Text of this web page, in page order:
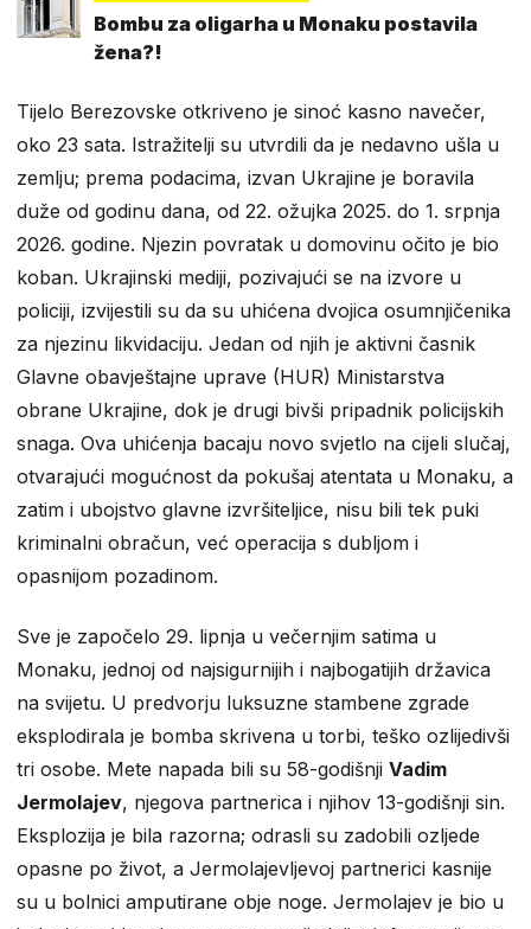
Bombu za oligarha u Monaku postavila
žena?!
Tijelo Berezovske otkriveno je sinoć kasno navečer,
oko 23 sata. Istražitelji su utvrdili da je nedavno ušla u
zemlju; prema podacima, izvan Ukrajine je boravila
duže od godinu dana, od 22. ožujka 2025. do 1. srpnja
2026. godine. Njezin povratak u domovinu očito je bio
koban. Ukrajinski mediji, pozivajući se na izvore u
policiji, izvijestili su da su uhićena dvojica osumnjičenika
za njezinu likvidaciju. Jedan od njih je aktivni časnik
Glavne obavještajne uprave (HUR) Ministarstva
obrane Ukrajine, dok je drugi bivši pripadnik policijskih
snaga. Ova uhićenja bacaju novo svjetlo na cijeli slučaj,
otvarajući mogućnost da pokušaj atentata u Monaku, a
zatim i ubojstvo glavne izvršiteljice, nisu bili tek puki
kriminalni obračun, već operacija s dubljom i
opasnijom pozadinom.
Sve je započelo 29. lipnja u večernjim satima u
Monaku, jednoj od najsigurnijih i najbogatijih državica
na svijetu. U predvorju luksuzne stambene zgrade
eksplodirala je bomba skrivena u torbi, teško ozlijedivši
tri osobe. Mete napada bili su 58-godišnji Vadim
Jermolajev, njegova partnerica i njihov 13-godišnji sin.
Eksplozija je bila razorna; odrasli su zadobili ozljede
opasne po život, a Jermolajevljevoj partnerici kasnije
su u bolnici amputirane obje noge. Jermolajev je bio u